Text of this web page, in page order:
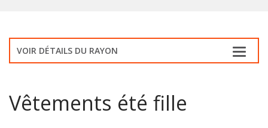
VOIR DÉTAILS DU RAYON
Vêtements été fille